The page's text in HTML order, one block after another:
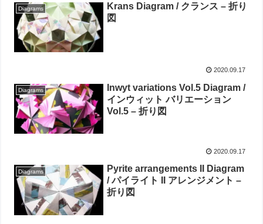
Diagrams
Krans Diagram / クランス – 折り
図
2020.09.17
Diagrams
Inwyt variations Vol.5 Diagram /
インウィット バリエーション
Vol.5 – 折り図
2020.09.17
Diagrams
Pyrite arrangements II Diagram
/ パイライト II アレンジメント –
折り図